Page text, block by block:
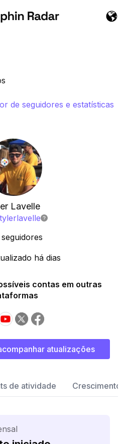
de seguidores e estatísticas
Lavelle
seguidores
há dias
contas em outras
atualizações
de atividade Crescimento